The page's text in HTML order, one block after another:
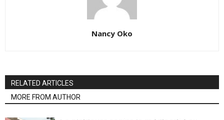
Nancy Oko
RELATED ARTICLES
MORE FROM AUTHOR